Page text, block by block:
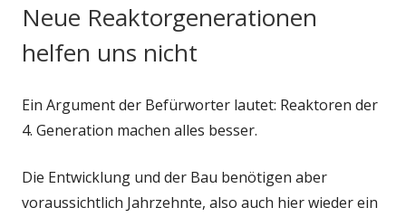
Neue Reaktorgenerationen
helfen uns nicht
Ein Argument der Befürworter lautet: Reaktoren der
4. Generation machen alles besser.
Die Entwicklung und der Bau benötigen aber
voraussichtlich Jahrzehnte, also auch hier wieder ein